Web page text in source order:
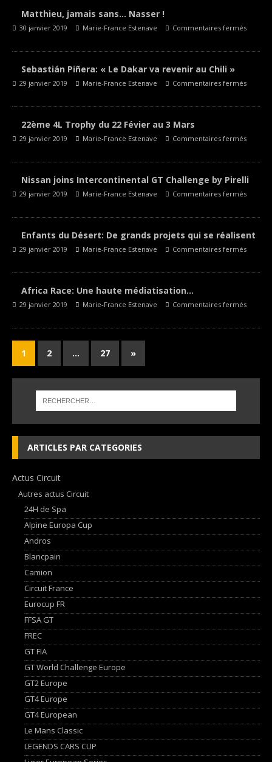
Matthieu, jamais sans… Nasser !
30 janvier 2019 Marie-France Estenave Commentaires fermés
Sebastián Piñera: « Le Dakar va revenir au Chili »
29 janvier 2019 Marie-France Estenave Commentaires fermés
22ème 4L Trophy du 22 Févier au 3 Mars
29 janvier 2019 Marie-France Estenave Commentaires fermés
Nissan joins Intercontinental GT Challenge by Pirelli
29 janvier 2019 Marie-France Estenave Commentaires fermés
Enfants du Désert: De grands projets qui se réalisent
29 janvier 2019 Marie-France Estenave Commentaires fermés
Africa Race: Une haute médiatisation…
29 janvier 2019 Marie-France Estenave Commentaires fermés
1 2 … 27 »
ARTICLES PAR CATEGORIES
Actus Circuit
Autres actus Circuit
24H de Spa
Alpine Europa Cup
Andros
Blancpain
Camion
Circuit France
Eurocup FR
FFSA GT
FREC
GT FIA
GT World Challenge Europe
GT2 Europe
GT4 Europe
GT4 European
Le Mans Classic
LEGENDS CARS CUP